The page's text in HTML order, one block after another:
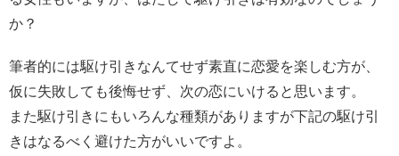
か？
筆者的には駆け引きなんてせず素直に恋愛を楽しむ方が、
仮に失敗しても後悔せず、次の恋にいけると思います。
また駆け引きにもいろんな種類がありますが下記の駆け引
きはなるべく避けた方がいいですよ。